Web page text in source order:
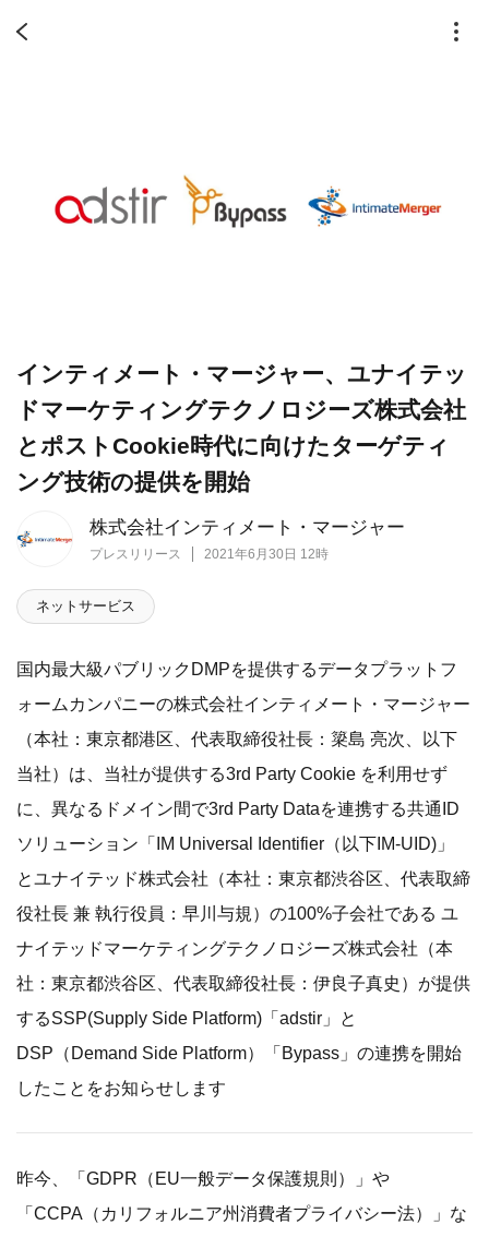
株式会社インティメート・マージャー
プレスリリース 2021年6月30日 12時
インティメート・マージャー、ユナイテッ
ドマーケティングテクノロジーズ株式会社
とポストCookie時代に向けたターゲティ
ング技術の提供を開始
ネットサービス
国内最大級パブリックDMPを提供するデータプラットフ
ォームカンパニーの株式会社インティメート・マージャー
（本社：東京都港区、代表取締役社長：簗島 亮次、以下
当社）は、当社が提供する3rd Party Cookie を利用せず
に、異なるドメイン間で3rd Party Dataを連携する共通ID
ソリューション「IM Universal Identifier（以下IM-UID)」
とユナイテッド株式会社（本社：東京都渋谷区、代表取締
役社長 兼 執行役員：早川与規）の100%子会社である ユ
ナイテッドマーケティングテクノロジーズ株式会社（本
社：東京都渋谷区、代表取締役社長：伊良子真史）が提供
するSSP(Supply Side Platform)「adstir」と
DSP（Demand Side Platform）「Bypass」の連携を開始
したことをお知らせします
昨今、「GDPR（EU一般データ保護規則）」や
「CCPA（カリフォルニア州消費者プライバシー法）」な